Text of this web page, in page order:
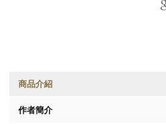
商品介紹
作者簡介